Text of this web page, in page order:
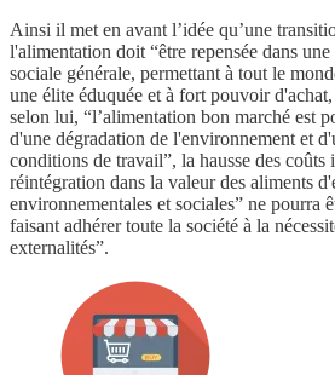
Ainsi il met en avant l’idée qu’une
l'alimentation doit “être repensée dans
sociale générale, permettant à tout le
une élite éduquée et à fort pouvoir
selon lui, “l’alimentation bon marché est
d'une dégradation de l'environnement et
conditions de travail”, la hausse des coûts
réintégration dans la valeur des aliments
environnementales et sociales” ne pourra
faisant adhérer toute la société à la
externalités”.